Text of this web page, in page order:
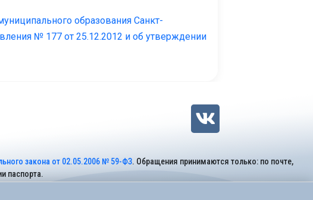
образования Санкт-
№ 177 от 25.12.2012 и об утверждении
закона от 02.05.2006 № 59-ФЗ. Обращения принимаются только: по почте,
паспорта.